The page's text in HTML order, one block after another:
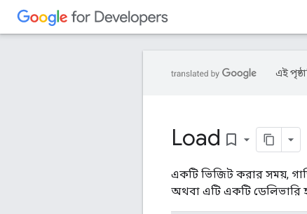
এই
Load bookmark_border
একটি ভিজিট করার সময়,
অথবা এটি একটি ডেলিভারি